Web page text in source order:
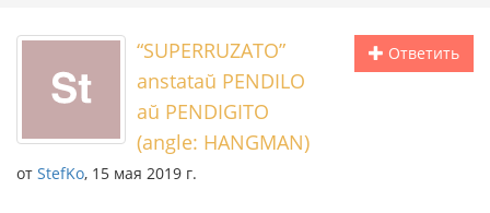
Ответить
“SUPERRUZATO”
anstataŭ PENDILO
aŭ PENDIGITO
(angle: HANGMAN)
от StefKo, 15 мая 2019 г.